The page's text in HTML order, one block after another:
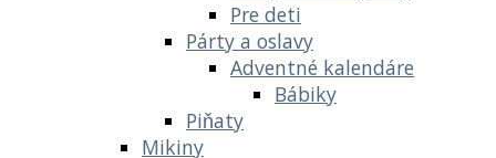
Pre deti
Párty a oslavy
Adventné kalendáre
Bábiky
Piňaty
Mikiny